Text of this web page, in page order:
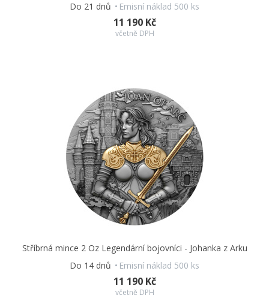
Do 21 dnů
Emisní náklad 500 ks
11 190 Kč
včetně DPH
Stříbrná mince 2 Oz Legendární bojovníci - Johanka z Arku
Do 14 dnů
Emisní náklad 500 ks
11 190 Kč
včetně DPH